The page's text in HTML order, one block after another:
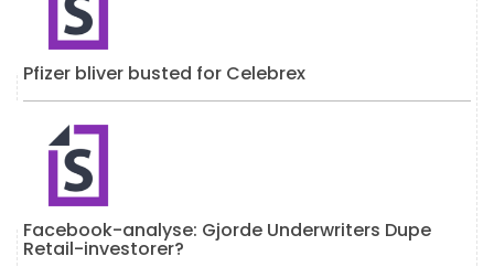
Pfizer bliver busted for Celebrex
Facebook-analyse: Gjorde Underwriters Dupe
Retail-investorer?